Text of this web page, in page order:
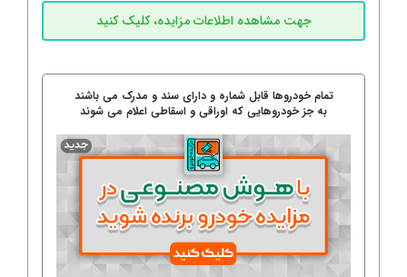
تمام خودروها قابل شماره و دارای سند و مدرک می باشند
به جز خودروهایی که اوراقی و اسقاطی اعلام می شوند